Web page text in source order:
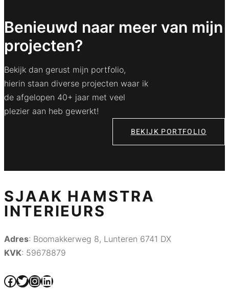
Benieuwd naar meer van mijn
projecten?
Bekijk dan gerust mijn portfolio,
hierin staan diverse projecten waar ik
de afgelopen 40+ jaar met veel
plezier aan heb gewerkt!
BEKIJK PORTFOLIO
SJAAK HAMSTRA
INTERIEURS
Adres: Boomakkerweg 8, Lunteren 6741 DX
KVK: 59678879
Facebook Twitter InstagramLinkedIn